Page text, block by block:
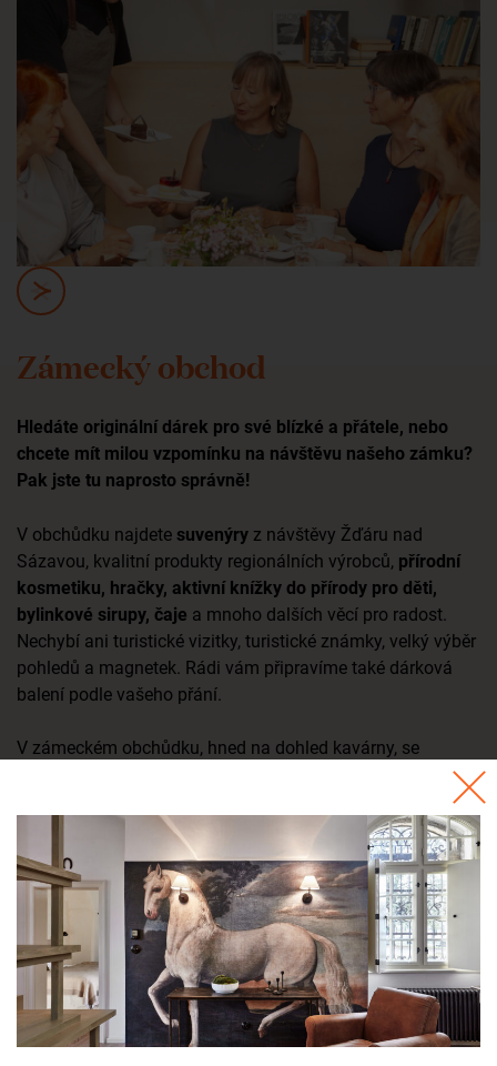
Zámecký obchod
Hledáte originální dárek pro své blízké a přátele, nebo
chcete mít milou vzpomínku na návštěvu našeho zámku?
Pak jste tu naprosto správně!
V obchůdku najdete suvenýry z návštěvy Žďáru nad
Sázavou, kvalitní produkty regionálních výrobců, přírodní
kosmetiku, hračky, aktivní knížky do přírody pro děti,
bylinkové sirupy, čaje a mnoho dalších věcí pro radost.
Nechybí ani turistické vizitky, turistické známky, velký výběr
pohledů a magnetek. Rádi vám připravíme také dárková
balení podle vašeho přání.
V zámeckém obchůdku, hned na dohled kavárny, se